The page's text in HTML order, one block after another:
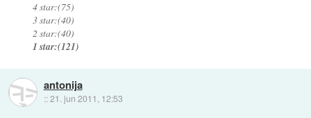
4 star:(75)
3 star:(40)
2 star:(40)
1 star:(121)
antonija
::21. jun 2011, 12:53